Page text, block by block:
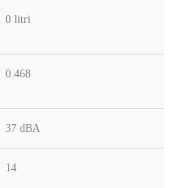
0 litri
0.468
37 dBA
14